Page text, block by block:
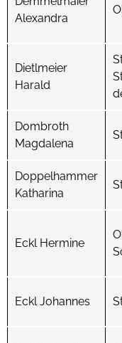
Alexandra
Dietlmeier
Harald
Dombroth
Magdalena
Doppelhammer
Katharina
Eckl Hermine
Eckl Johannes